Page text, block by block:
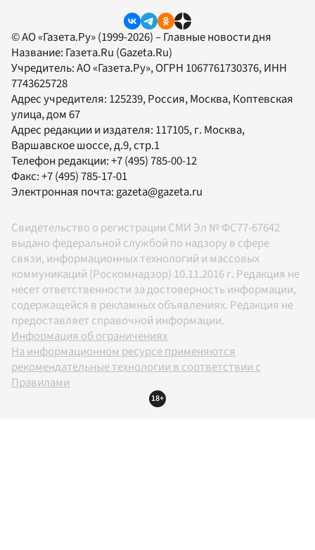
© АО «Газета.Ру» (1999-2026) – Главные новости дня
Название: Газета.Ru (Gazeta.Ru)
Учредитель:АО «Газета.Ру», ОГРН 1067761730376, ИНН
7743625728
Адрес учредителя: 125239, Россия, Москва, Коптевская
улица, дом 67
Адрес редакции и издателя: 117105, г. Москва,
Варшавское шоссе, д.9, стр.1
Телефон редакции:+7 (495) 785-00-12
Факс:+7 (495) 785-17-01
Электронная почта:gazeta@gazeta.ru
Свидетельство о регистрации СМИ Эл № ФС77-67642
выдано федеральной службой по надзору в сфере
связи, информационных технологий и массовых
коммуникаций (Роскомнадзор) 10.11.2016 г. Редакция не
несет ответственности за достоверность информации,
содержащейся в рекламных объявлениях. Редакция не
предоставляет справочной информации.
Информация об ограничениях
На информационном ресурсе применяются
рекомендательные технологии в соответствии с
Правилами
18+